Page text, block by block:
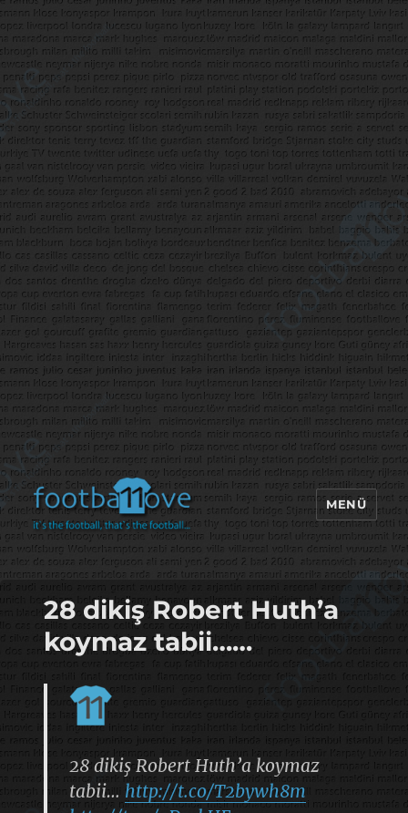
footbaLLove
MENÜ
28 dikiş Robert Huth’a
koymaz tabii……
28 dikiş Robert Huth’a koymaz
tabii… http://t.co/T2bywh8m